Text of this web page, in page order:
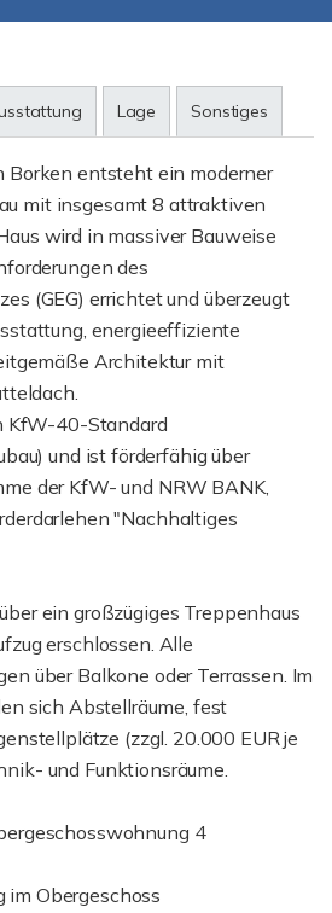
Lage Sonstiges
Borken entsteht ein moderner
mit insgesamt 8 attraktiven
wird in massiver Bauweise
des
(GEG) errichtet und überzeugt
energieeffiziente
Architektur mit
KfW-40-Standard
und ist förderfähig über
der KfW- und NRW BANK,
"Nachhaltiges
ein großzügiges Treppenhaus
erschlossen. Alle
über Balkone oder Terrassen. Im
sich Abstellräume, fest
(zzgl. 20.000 EUR je
und Funktionsräume.
4
Obergeschoss